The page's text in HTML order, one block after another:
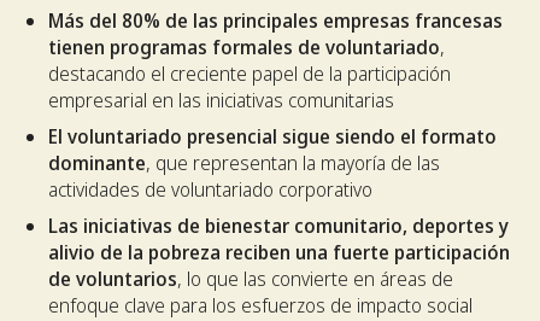
Más del 80% de las principales empresas francesas
tienen programas formales de voluntariado,
destacando el creciente papel de la participación
empresarial en las iniciativas comunitarias
El voluntariado presencial sigue siendo el formato
dominante, que representan la mayoría de las
actividades de voluntariado corporativo
Las iniciativas de bienestar comunitario, deportes y
alivio de la pobreza reciben una fuerte participación
de voluntarios, lo que las convierte en áreas de
enfoque clave para los esfuerzos de impacto social